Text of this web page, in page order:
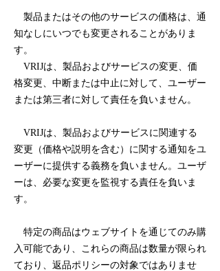
製品またはその他のサービスの価格は、通
知なしにいつでも変更されることがありま
す。
VRIJは、製品およびサービスの変更、価
格変更、中断または中止に対して、ユーザー
または第三者に対して責任を負いません。
VRIJは、製品およびサービスに関連する
変更（価格や説明を含む）に関する通知をユ
ーザーに提供する義務を負いません。ユーザ
ーは、必要な変更を監視する責任を負いま
す。
特定の商品はウェブサイトを通じてのみ購
入可能であり、これらの商品は数量が限られ
ており、返品ポリシーの対象ではありませ